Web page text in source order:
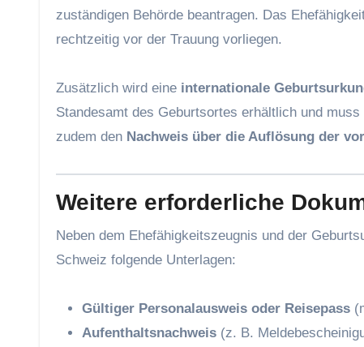
zuständigen Behörde beantragen. Das
rechtzeitig vor der Trauung vorliegen.
Zusätzlich wird eine internationale
Standesamt des Geburtsortes erhältlich und
zudem den Nachweis über die Auflösung der
Weitere erforderliche
Neben dem Ehefähigkeitszeugnis und der
Schweiz folgende Unterlagen:
Gültiger Personalausweis oder Reisepass
Aufenthaltsnachweis (z. B.